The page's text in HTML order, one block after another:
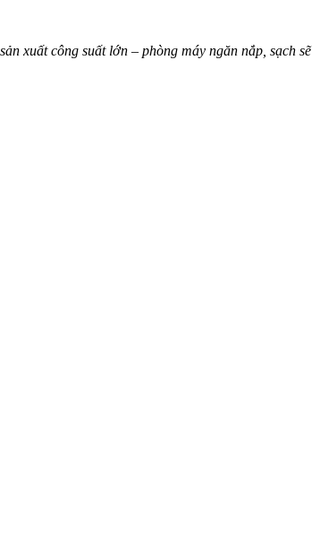
xuất công suất lớn – phòng máy ngăn nắp, sạch sẽ